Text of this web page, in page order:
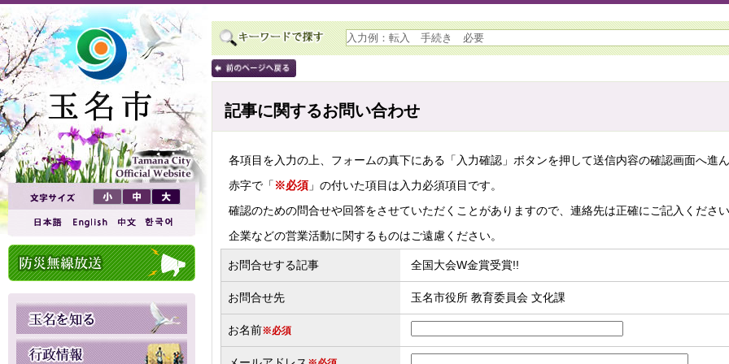
記事に関するお問い合わせ
各項目を入力の上、フォームの真下にある「入力確認」ボタンを押して送信内容の確認画面へ進
赤字で「 ※必須 」の付いた項目は入力必須項目です。
確認のための問合せや回答をさせていただくことがありますので、連絡先は正確にご記入くださ
企業などの営業活動に関するものはご遠慮ください。
お問合せする記事 全国大会W金賞受賞!!
お問合せ先 玉名市役所 教育委員会 文化課
お名前※必須